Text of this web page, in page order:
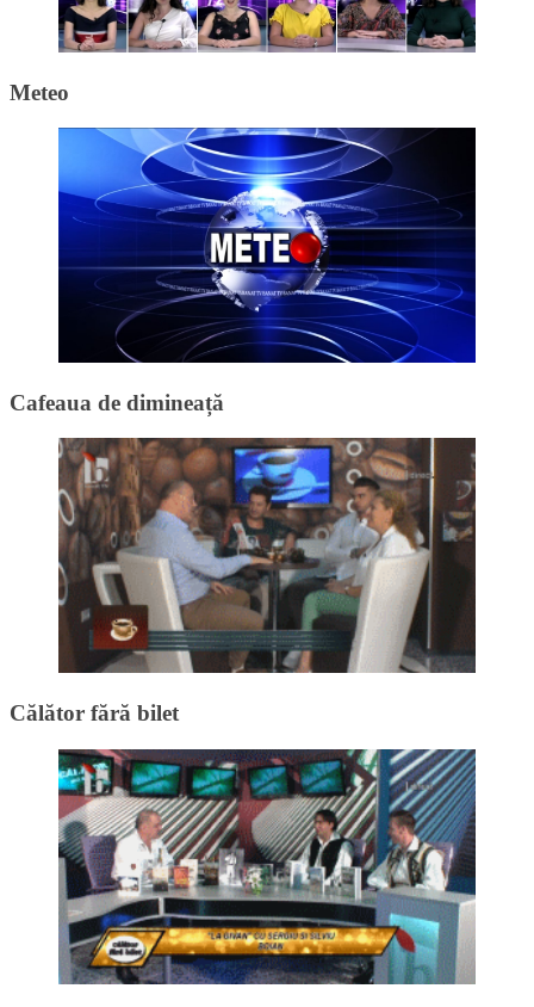
Meteo
Cafeaua de dimineață
Călător fără bilet